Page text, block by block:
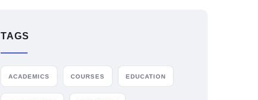
TAGS
ACADEMICS COURSES EDUCATION